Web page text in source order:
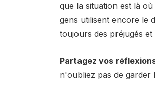
que la situation est là
gens utilisent encore le
toujours des préjugés
Partagez vos
n'oubliez pas de garder